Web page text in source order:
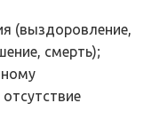
(выздоровление,
смерть);